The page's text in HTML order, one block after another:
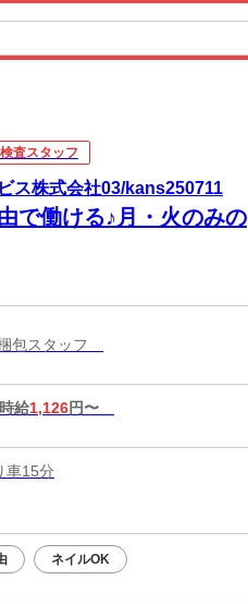
検査スタッフ
ス株式会社03/kans250711
で働ける♪月・火のみの
包スタッフ
給1,126円〜
車15分
ネイルOK